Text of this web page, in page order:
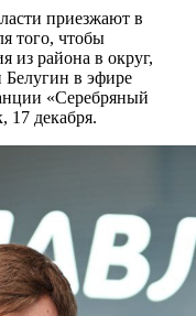
приезжают в
того, чтобы
из района в округ,
Белугин в эфире
«Серебряный
17 декабря.